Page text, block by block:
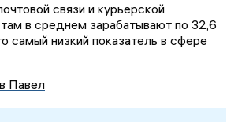
связи и курьерской
в среднем зарабатывают по 32,6
самый низкий показатель в сфере
Павел